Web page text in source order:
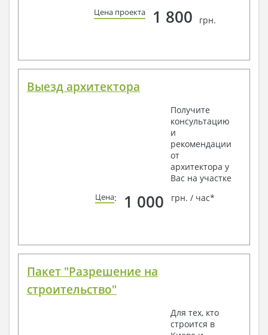
Цена проекта 1 800 грн.
Выезд архитектора
Получите
консультацию
и
рекомендации
от
архитектора у
Вас на участке
Цена: 1 000 грн. / час*
Пакет "Разрешение на
строительство"
Для тех, кто
строится в